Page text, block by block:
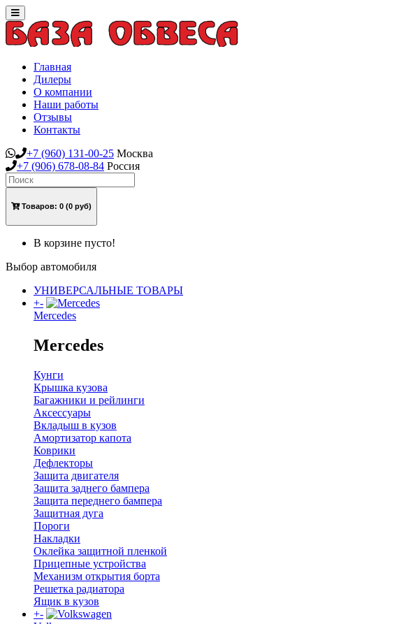
Toggle
navigation
Главная
Дилеры
О компании
Наши работы
Отзывы
Контакты
+7 (960) 131-00-25 Москва
+7 (906) 678-08-84 Россия
Товаров: 0 (0 руб)
В корзине пусто!
Выбор автомобиля
УНИВЕРСАЛЬНЫЕ ТОВАРЫ
+-
Mercedes
Mercedes
Кунги
Крышка кузова
Багажники и рейлинги
Аксессуары
Вкладыш в кузов
Амортизатор капота
Коврики
Дефлекторы
Защита двигателя
Защита заднего бампера
Защита переднего бампера
Защитная дуга
Пороги
Накладки
Оклейка защитной пленкой
Прицепные устройства
Механизм открытия борта
Решетка радиатора
Ящик в кузов
+-